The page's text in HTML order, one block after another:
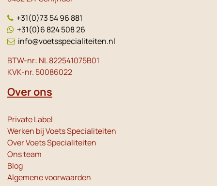
+31(0)73 54 96 881
+31(0)6 824 508 26
info@voetsspecialiteiten.nl
BTW-nr: NL 822541075B01
KVK-nr. 50086022
Over ons
Private Label
Werken bij Voets Specialiteiten
Over Voets Specialiteiten
Ons team
Blog
Algemene voorwaarden